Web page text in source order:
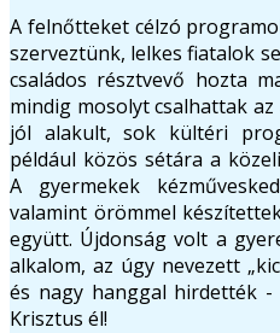
A felnőtteket célzó
szerveztünk, lelkes fiatalok
családos résztvevő hozta
mindig mosolyt csalhattak
jól alakult, sok kültéri
például közös sétára a
A gyermekek
valamint örömmel
együtt. Újdonság volt a
alkalom, az úgy nevezett
és nagy hanggal hirdették
Krisztus él!